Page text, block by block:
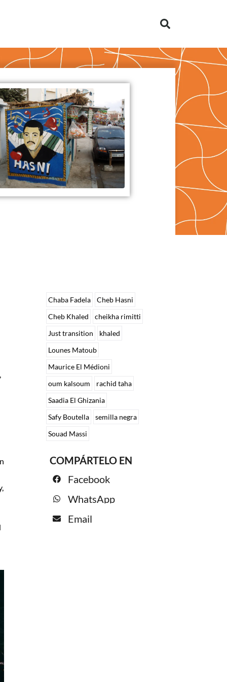
Chaba Fadela
Cheb Hasni
Cheb Khaled
cheikha rimitti
Just transition
khaled
Lounes Matoub
Maurice El Médioni
oum kalsoum
rachid taha
Saadia El Ghizania
Safy Boutella
semilla negra
Souad Massi
COMPÁRTELO EN
Facebook
WhatsApp
Email